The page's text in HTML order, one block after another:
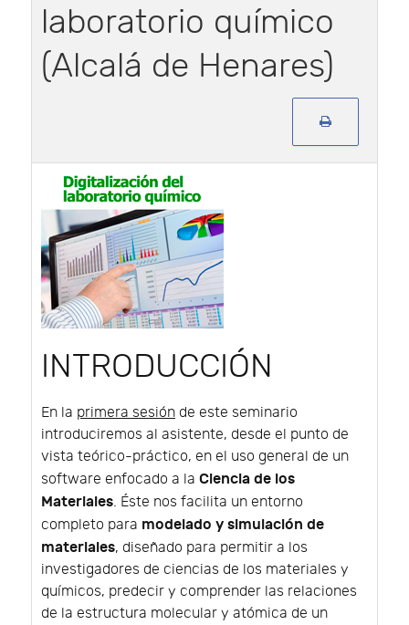
laboratorio químico
(Alcalá de Henares)
INTRODUCCIÓN
En la primera sesión de este seminario
introduciremos al asistente, desde el punto de
vista teórico-práctico, en el uso general de un
software enfocado a la Ciencia de los
Materiales. Éste nos facilita un entorno
completo para modelado y simulación de
materiales, diseñado para permitir a los
investigadores de ciencias de los materiales y
químicos, predecir y comprender las relaciones
de la estructura molecular y atómica de un